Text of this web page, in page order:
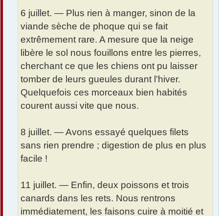
6 juillet. — Plus rien à manger, sinon de la
viande sèche de phoque qui se fait
extrêmement rare. A mesure que la neige
libère le sol nous fouillons entre les pierres,
cherchant ce que les chiens ont pu laisser
tomber de leurs gueules durant l'hiver.
Quelquefois ces morceaux bien habités
courent aussi vite que nous.
8 juillet. — Avons essayé quelques filets
sans rien prendre ; digestion de plus en plus
facile !
11 juillet. — Enfin, deux poissons et trois
canards dans les rets. Nous rentrons
immédiatement, les faisons cuire à moitié et